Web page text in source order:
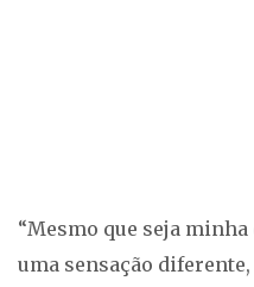
“Mesmo que seja
uma sensação